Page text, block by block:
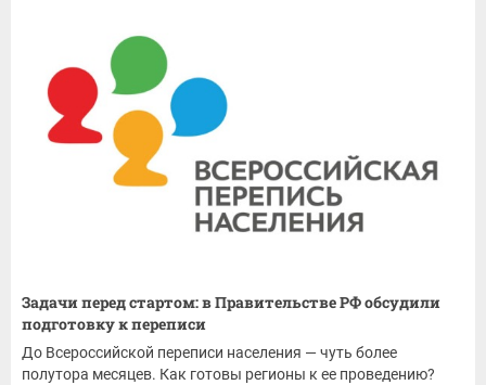
Задачи перед стартом: в Правительстве РФ обсудили
подготовку к переписи
До Всероссийской переписи населения — чуть более
полутора месяцев. Как готовы регионы к ее проведению?